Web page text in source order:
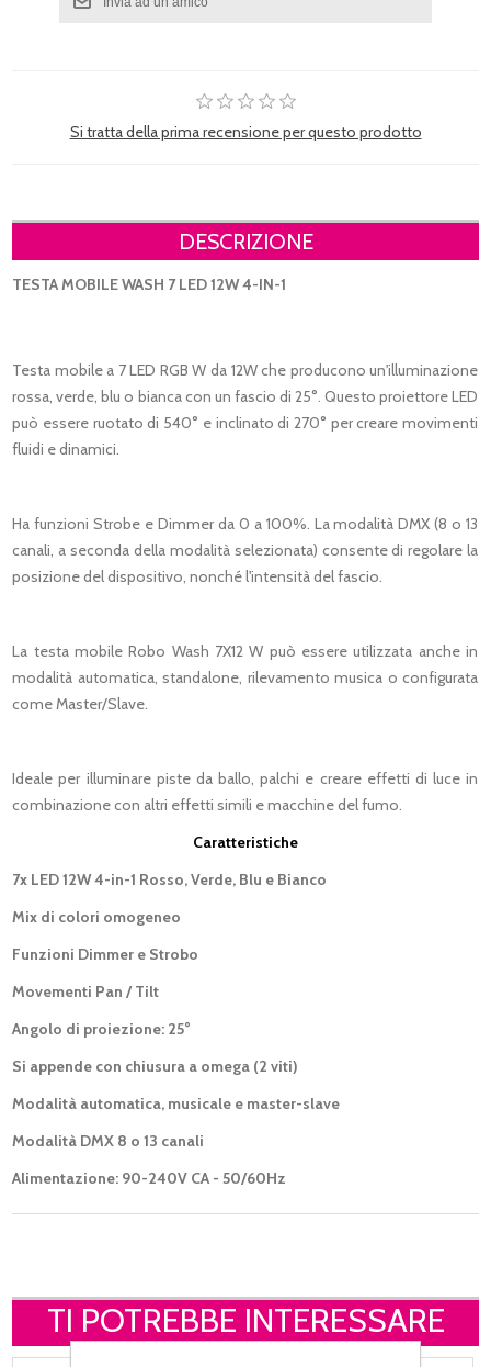
Si tratta della prima recensione per questo prodotto
DESCRIZIONE
TESTA MOBILE WASH 7 LED 12W 4-IN-1
Testa mobile a 7 LED RGB W da 12W che producono un'illuminazione
rossa, verde, blu o bianca con un fascio di 25°. Questo proiettore LED
può essere ruotato di 540° e inclinato di 270° per creare movimenti
fluidi e dinamici.
Ha funzioni Strobe e Dimmer da 0 a 100%. La modalità DMX (8 o 13
canali, a seconda della modalità selezionata) consente di regolare la
posizione del dispositivo, nonché l'intensità del fascio.
La testa mobile Robo Wash 7X12 W può essere utilizzata anche in
modalità automatica, standalone, rilevamento musica o configurata
come Master/Slave.
Ideale per illuminare piste da ballo, palchi e creare effetti di luce in
combinazione con altri effetti simili e macchine del fumo.
Caratteristiche
7x LED 12W 4-in-1 Rosso, Verde, Blu e Bianco
Mix di colori omogeneo
Funzioni Dimmer e Strobo
Movementi Pan / Tilt
Angolo di proiezione: 25°
Si appende con chiusura a omega (2 viti)
Modalità automatica, musicale e master-slave
Modalità DMX 8 o 13 canali
Alimentazione: 90-240V CA - 50/60Hz
TI POTREBBE INTERESSARE